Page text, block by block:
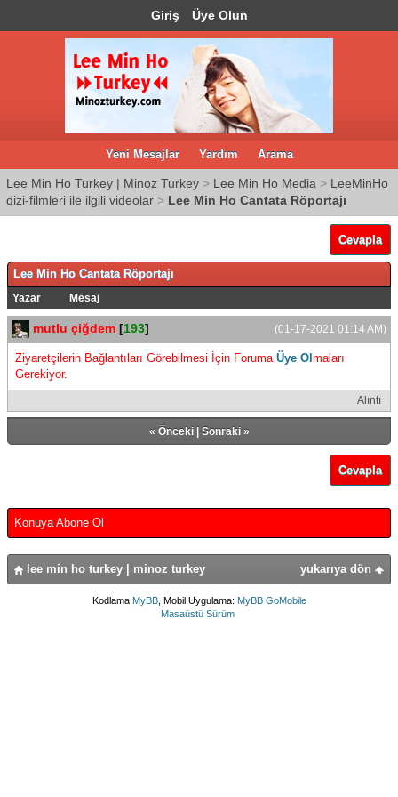
Giriş Üye Olun
Yeni Mesajlar Yardım Arama
Lee Min Ho Turkey | Minoz Turkey > Lee Min Ho Media > LeeMinHo
dizi-filmleri ile ilgili videolar > Lee Min Ho Cantata Röportajı
Cevapla
Lee Min Ho Cantata Röportajı
Yazar Mesaj
(01-17-2021 01:14 AM)
mutlu çiğdem [193]
Ziyaretçilerin Bağlantıları Görebilmesi İçin Foruma Üye Ol maları
Gerekiyor.
Alıntı
« Önceki| Sonraki»
Cevapla
Konuya Abone Ol
yukarıya dön
lee min ho turkey | minoz turkey
Kodlama MyBB, Mobil Uygulama: MyBB GoMobile
Masaüstü Sürüm